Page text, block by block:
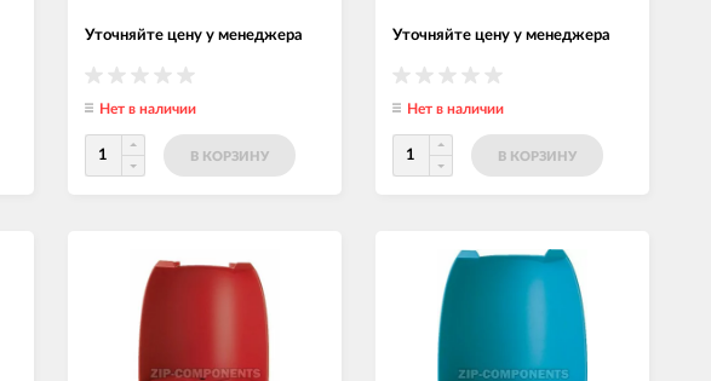
Уточняйте цену у менеджера
Нет в наличии
В КОРЗИНУ
Уточняйте цену у менеджера
Нет в наличии
В КОРЗИНУ